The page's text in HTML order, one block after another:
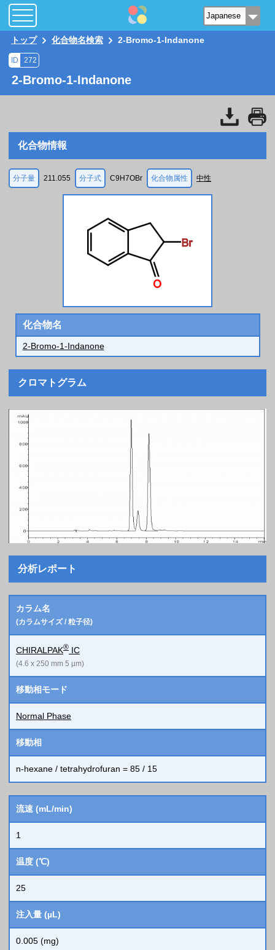
トップ 化合物名検索 2-Bromo-1-Indanone
ID 272
2-Bromo-1-Indanone
化合物情報
分子量 211.055 分子式 C9H7OBr 化合物属性 中性
化合物名
2-Bromo-1-Indanone
クロマトグラム
分析レポート
カラム名
(カラムサイズ / 粒子径)
CHIRALPAK® IC
(4.6 x 250 mm 5 µm)
移動相モード
Normal Phase
移動相
n-hexane / tetrahydrofuran = 85 / 15
流速 (mL/min)
1
温度 (℃)
25
注入量 (µL)
0.005 (mg)